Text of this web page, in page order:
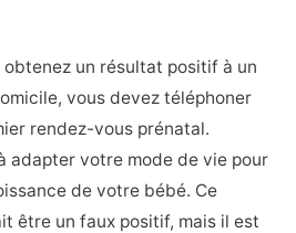
obtenez un résultat positif à un
vous devez téléphoner
rendez-vous prénatal.
adapter votre mode de vie pour
de votre bébé. Ce
être un faux positif, mais il est